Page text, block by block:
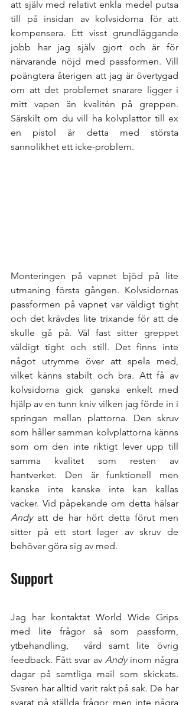
att själv med relativt enkla medel putsa
till på insidan av kolvsidorna för att
kompensera. Ett visst grundläggande
jobb har jag själv gjort och är för
närvarande nöjd med passformen. Vill
poängtera återigen att jag är övertygad
om att det problemet snarare ligger i
mitt vapen än kvalitén på greppen.
Särskilt om du vill ha kolvplattor till ex
en pistol är detta med största
sannolikhet ett icke-problem.
Monteringen på vapnet bjöd på lite
utmaning första gången. Kolvsidornas
passformen på vapnet var väldigt tight
och det krävdes lite trixande för att de
skulle gå på. Väl fast sitter greppet
väldigt tight och still. Det finns inte
något utrymme över att spela med,
vilket känns stabilt och bra. Att få av
kolvsidorna gick ganska enkelt med
hjälp av en tunn kniv vilken jag förde in i
springan mellan plattorna. Den skruv
som håller samman kolvplattorna känns
som om den inte riktigt lever upp till
samma kvalitet som resten av
hantverket. Den är funktionell men
kanske inte kanske inte kan kallas
Andy att de har hört detta förut men
sitter på ett stort lager av skruv de
behöver göra sig av med.
Support
Jag har kontaktat World Wide Grips
med lite frågor så som passform,
ytbehandling,  vård samt lite övrig
feedback. Fått svar av Andy inom några
dagar på samtliga mail som skickats.
Svaren har alltid varit rakt på sak. De har
svarat på ställda frågor, men inte några